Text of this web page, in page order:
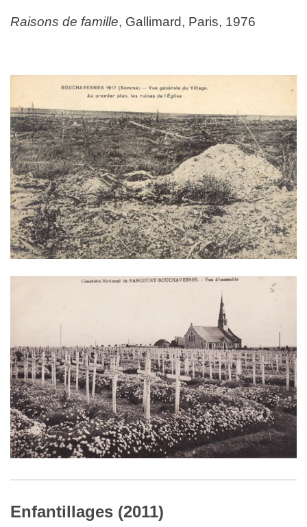
Raisons de famille, Gallimard, Paris, 1976
Enfantillages (2011)